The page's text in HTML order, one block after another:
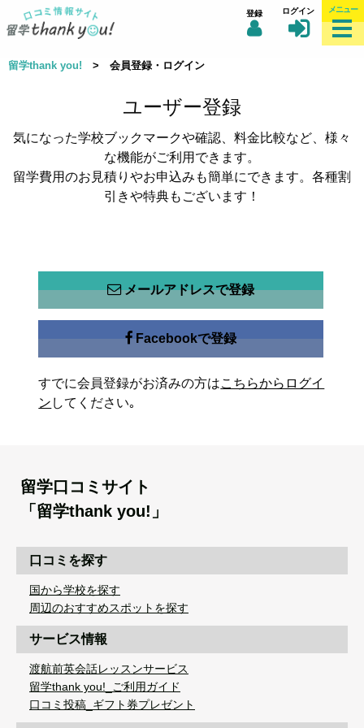
登録 ログイン メニュー
留学thank you! > 会員登録・ログイン
ユーザー登録
気になった学校ブックマークや確認、料金比較など、様々
な機能がご利用できます。
留学費用のお見積りやお申込みも簡単にできます。各種割
引きや特典もございます！
メールアドレスで登録
Facebookで登録
すでに会員登録がお済みの方はこちらからログイ
ン してください｡
留学口コミサイト
「留学thank you!」
口コミを探す
国から学校を探す
周辺のおすすめスポットを探す
サービス情報
渡航前英会話レッスンサービス
留学thank you!_ご利用ガイド
口コミ投稿_ギフト券プレゼント